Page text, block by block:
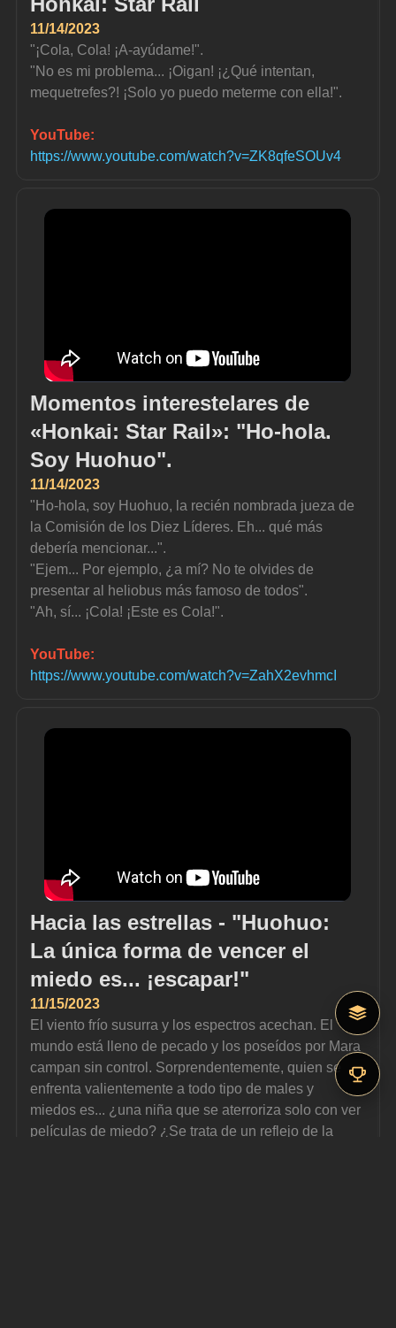
11/14/2023
"¡Cola, Cola! ¡A-ayúdame!".
"No es mi problema... ¡Oigan! ¡¿Qué intentan,
mequetrefes?! ¡Solo yo puedo meterme con ella!".
YouTube:
https://www.youtube.com/watch?v=ZK8qfeSOUv4
Momentos interestelares de
«Honkai: Star Rail»: "Ho-hola.
Soy Huohuo".
11/14/2023
"Ho-hola, soy Huohuo, la recién nombrada jueza de
la Comisión de los Diez Líderes. Eh... qué más
debería mencionar...".
"Ejem... Por ejemplo, ¿a mí? No te olvides de
presentar al heliobus más famoso de todos".
"Ah, sí... ¡Cola! ¡Este es Cola!".
YouTube:
https://www.youtube.com/watch?v=ZahX2evhmcI
Hacia las estrellas - "Huohuo:
La única forma de vencer el
miedo es... ¡escapar!"
11/15/2023
El viento frío susurra y los espectros acechan. El
mundo está lleno de pecado y los poseídos por Mara
campan sin control. Sorprendentemente, quien se
enfrenta valientemente a todo tipo de males y
miedos es... ¿una niña que se aterroriza solo con ver
películas de miedo? ¿Se trata de un reflejo de la